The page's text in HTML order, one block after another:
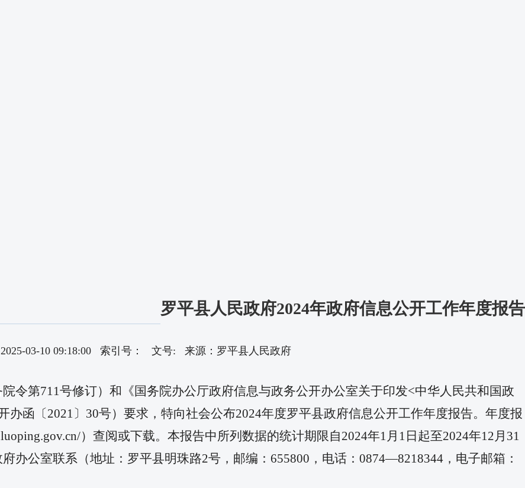
罗平县人民政府2024年政府信息公开工作年度报告
03-10 09:18:00 索引号： 文号: 来源：罗平县人民政府
令第711号修订）和《国务院办公厅政府信息与政务公开办公室关于印发<中华人民共和国政
函〔2021〕30号）要求，特向社会公布2024年度罗平县政府信息公开工作年度报告。年度报
）查阅或下载。本报告中所列数据的统计期限自2024年1月1日起至2024年12月31
办公室联系（地址：罗平县明珠路2号，邮编：655800，电话：0874—8218344，电子邮箱：